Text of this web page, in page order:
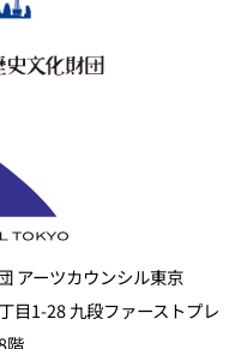
アーツカウンシル東京
目1-28 九段ファーストプレ
階